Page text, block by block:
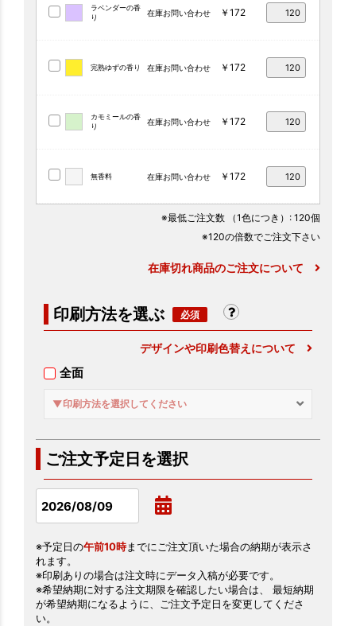
ラベンダーの香
り
在庫お問い合わせ ￥172
完熟ゆずの香り 在庫お問い合わせ ￥172
カモミールの香
り
在庫お問い合わせ ￥172
無香料 在庫お問い合わせ ￥172
※最低ご注文数 （1色につき） : 120個
※120の倍数でご注文下さい
在庫切れ商品のご注文について
印刷方法を選ぶ
デザインや印刷色替えについて
全面
▼印刷方法を選択してください
ご注文予定日を選択
※予定日の午前10時までにご注文頂いた場合の納期が表示さ
れます。
※印刷ありの場合は注文時にデータ入稿が必要です。
※希望納期に対する注文期限を確認したい場合は、 最短納期
が希望納期になるように、ご注文予定日を変更してくださ
い。